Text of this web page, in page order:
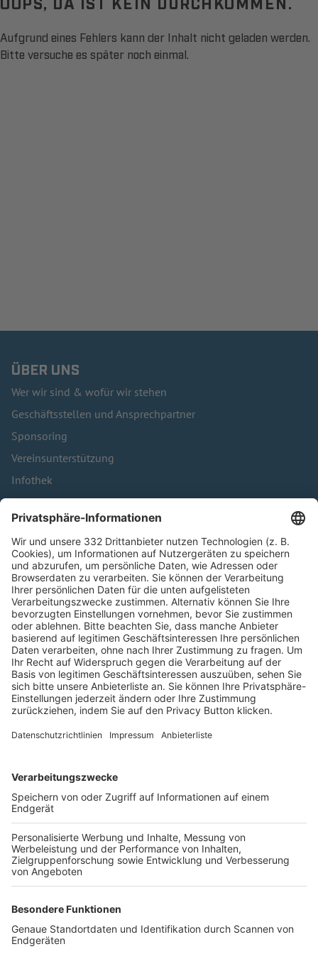
Aufgrund eines Fehlers kann der Inhalt nicht geladen werden.
Bitte versuche es später noch einmal.
ÜBER UNS
Wer wir sind & wofür wir stehen
Geschäftsstellen und Ansprechpartner
Sponsoring
Vereinsunterstützung
Infothek
Kontakt
HÄUFIG BESUCHTE SEITEN
Pässe und Vereinswechsel
Trainerausbildung
Schulungsangebot Vereinsmitarbeiter
BFV-Geschäftsstellen
Trainerbörse
Login SpielPlus
FOLGE DEM BFV
TOP-VEREINE
TOP-PARTNER